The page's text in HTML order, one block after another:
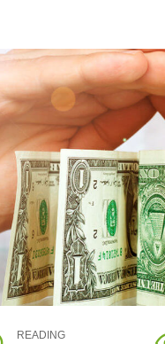
READING